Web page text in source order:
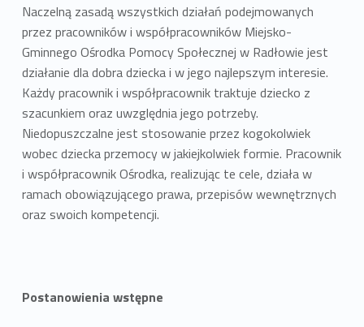
Naczelną zasadą wszystkich działań podejmowanych
przez pracowników i współpracowników Miejsko-
Gminnego Ośrodka Pomocy Społecznej w Radłowie jest
działanie dla dobra dziecka i w jego najlepszym interesie.
Każdy pracownik i współpracownik traktuje dziecko z
szacunkiem oraz uwzględnia jego potrzeby.
Niedopuszczalne jest stosowanie przez kogokolwiek
wobec dziecka przemocy w jakiejkolwiek formie. Pracownik
i współpracownik Ośrodka, realizując te cele, działa w
ramach obowiązującego prawa, przepisów wewnętrznych
oraz swoich kompetencji.
Postanowienia wstępne